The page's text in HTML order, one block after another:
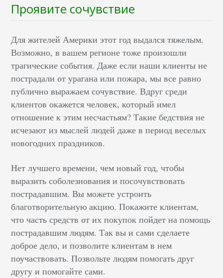
Проявите сочувствие
Для жителей Америки этот год выдался тяжелым.
Возможно, в вашем регионе тоже произошли
трагические события. Даже если наши клиенты не
пострадали от урагана или пожара, мы все равно
публично выражаем сочувствие. Вдруг среди
клиентов окажется человек, который имел
отношение к этим несчастьям? Такие бедствия не
исчезают из мыслей людей даже в период веселых
новогодних праздников.
Нет лучшего времени, чем новый год, чтобы
выразить соболезнования и посочувствовать
пострадавшим. Вы можете устроить
благотворительную акцию. Покажите клиентам,
что часть средств от их покупок пойдет на помощь
пострадавшим людям. Так вы и сами сделаете
доброе дело, и позволите клиентам в нем
поучаствовать. Позвольте людям помогать друг
другу и помогайте сами.